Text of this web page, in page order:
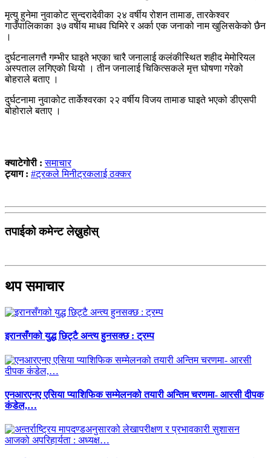
मृत्यु हुनेमा नुवाकोट सुन्दरादेवीका २४ वर्षीय रोशन तामाङ, तारकेश्वर
गाउँपालिकाका ३७ वर्षीय माधव घिमिरे र अर्का एक जनाको नाम खुलिसकेको छैन
।
दुर्घटनालगत्तै गम्भीर घाइते भएका चारै जनालाई कलंकीस्थित शहीद मेमोरियल
अस्पताल लगिएकाे थियाे । तीन जनालाई चिकित्सकले मृत्त घोषणा गरेको
बोहराले बताए ।
दुर्घटनामा नुवाकोट तार्केश्वरका २२ वर्षीय विजय तामाङ घाइते भएको डीएसपी
बोहोराले बताए ।
क्याटेगोरी :समाचार
ट्याग : #ट्रकले मिनीट्रकलाई ठक्कर
तपाईको कमेन्ट लेख्नुहोस्
थप समाचार
इरानसँगको युद्ध छिट्टै अन्त्य हुनसक्छ : ट्रम्प
एनआरएनए एसिया प्याशिफिक सम्मेलनको तयारी अन्तिम चरणमा- आरसी दीपक
कंडेल,…